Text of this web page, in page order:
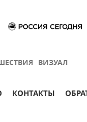
ВИЗУАЛ
КОНТАКТЫ